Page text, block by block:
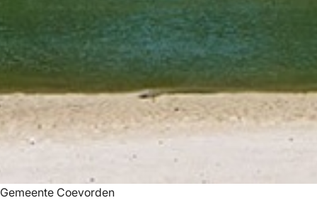
Gemeente Coevorden